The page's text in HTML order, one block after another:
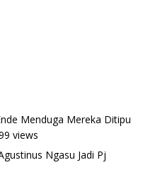
Menduga Mereka Ditipu
views
Ngasu Jadi Pj